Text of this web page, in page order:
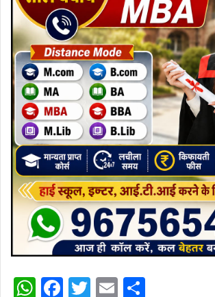
W F
T
E